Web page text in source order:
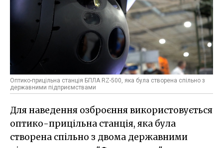
Оптико-прицільна станція БПЛА RZ-500, яка була створена спільно з
державними підприємствами
Для наведення озброєння використовується
оптико-прицільна станція, яка була
створена спільно з двома державними